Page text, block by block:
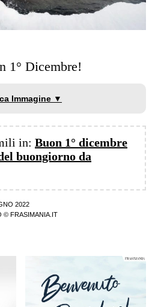
1° Dicembre!
Immagine ▼
in: Buon 1° dicembre
buongiorno da
2022
© FRASIMANIA.IT